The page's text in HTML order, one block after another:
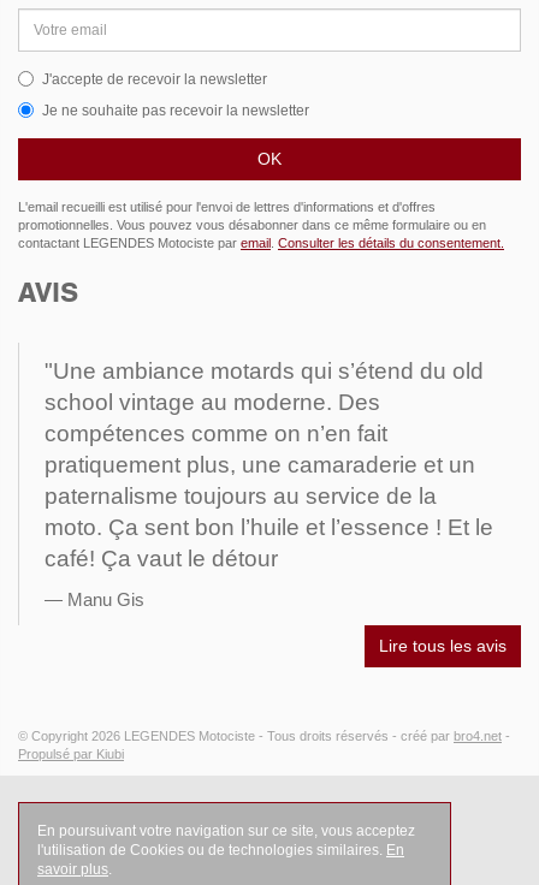
email
J'accepte de recevoir la newsletter
Je ne souhaite pas recevoir la newsletter
L'email recueilli est utilisé pour l'envoi de lettres d'informations et d'offres
promotionnelles. Vous pouvez vous désabonner dans ce même formulaire ou en
contactant LEGENDES Motociste par email Consulter les détails du consentement.
AVIS
"Une ambiance motards qui s’étend du old
school vintage au moderne. Des
compétences comme on n’en fait
pratiquement plus, une camaraderie et un
paternalisme toujours au service de la
moto. Ça sent bon l’huile et l’essence ! Et le
café! Ça vaut le détour
Manu Gis
Lire tous les avis
© Copyright 2026 LEGENDES Motociste - Tous droits réservés - créé par bro4.net -
Propulsé par Kiubi
En poursuivant votre navigation sur ce site, vous acceptez
l'utilisation de Cookies ou de technologies similaires. En
savoir plus